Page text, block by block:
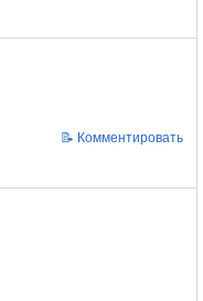
📝 Комментировать